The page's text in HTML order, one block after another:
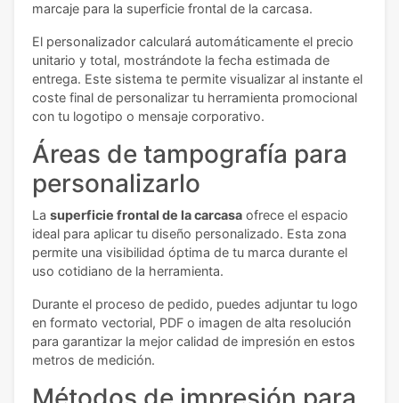
marcaje para la superficie frontal de la carcasa.
El personalizador calculará automáticamente el precio
unitario y total, mostrándote la fecha estimada de
entrega. Este sistema te permite visualizar al instante el
coste final de personalizar tu herramienta promocional
con tu logotipo o mensaje corporativo.
Áreas de tampografía para
personalizarlo
La superficie frontal de la carcasa ofrece el espacio
ideal para aplicar tu diseño personalizado. Esta zona
permite una visibilidad óptima de tu marca durante el
uso cotidiano de la herramienta.
Durante el proceso de pedido, puedes adjuntar tu logo
en formato vectorial, PDF o imagen de alta resolución
para garantizar la mejor calidad de impresión en estos
metros de medición.